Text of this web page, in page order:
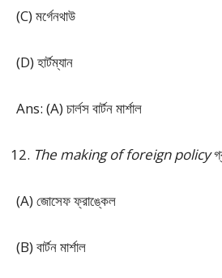
(C) মর্গেনথাউ
(D) হার্টম্যান
Ans: (A) চার্লস বার্টন মার্শাল
The making of foreign policy
(A) জোসেফ ফ্রাঙ্কেল
(B) বার্টন মার্শাল